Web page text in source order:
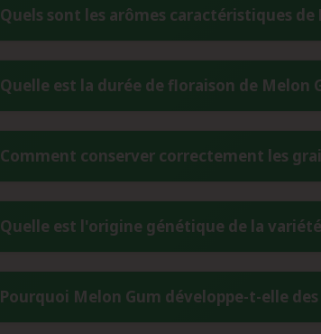
Quels sont les arômes caractéristiques de
arômes fruités principaux s'accompagnent de
Quelle est la durée de floraison de Melon
dominance Indica constitue l'un des atouts
Comment conserver correctement les
à 10%, à une température stable entre 4 et 8°C.
Quelle est l'origine génétique de la
Underground combine la relaxation profonde et
Pourquoi Melon Gum développe-t-elle